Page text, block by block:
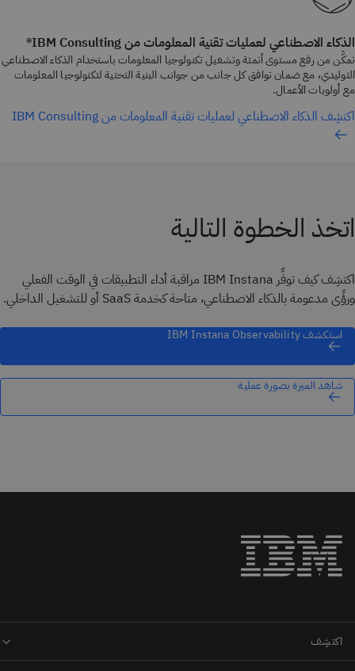
الذكاء الاصطناعي لعمليات تقنية المعلومات من IBM Consulting®
تمكَّن من رفع مستوى أتمتة وتشغيل تكنولوجيا المعلومات باستخدام الذكاء الاصطناعي
التوليدي، مع ضمان توافق كل جانب من جوانب البنية التحتية لتكنولوجيا المعلومات
مع أولويات الأعمال.
اكتشِف الذكاء الاصطناعي لعمليات تقنية المعلومات من IBM Consulting
اتخذ الخطوة التالية
اكتشِف كيف توفِّر IBM Instana مراقبة أداء التطبيقات في الوقت الفعلي
ورؤًى مدعومة بالذكاء الاصطناعي، متاحة كخدمة SaaS أو للتشغيل الداخلي.
استكشف IBM Instana Observability
شاهد الميزة بصورة عملية